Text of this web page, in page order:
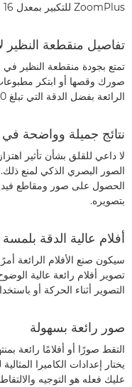
ZoomPlus للتكبير بمعدل 16 ضعفًا.
تفاصيل منقطعة النظير
تمتع بجودة منقطعة النظير
صورك وقصها أو ابتكر
الرائعة بفضل الدقة التي تبلغ 20.0 ميجابكسل.
نتائج جميلة وواضحة
لا داعي للقلق بشأن تأثير
الصور البصري الذكي لمنع ذلك.
الحصول على صور ومقاطع
بتصويره.
أفلام عالية الدقة
سيكون صنع الأفلام الرائعة
التصوير أثناء الحركة أو
صور رائعة بسهولة
التقط صورًا أو أفلامًا رائعة
يختار إعدادات الكاميرا
عليك فعله هو التوجيه